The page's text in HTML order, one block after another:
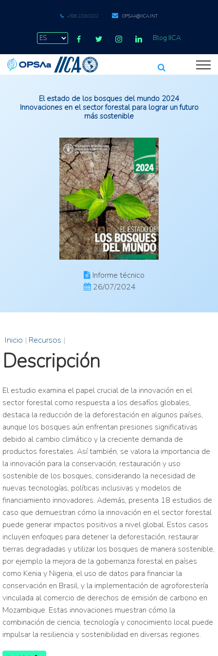
+506 2216 0222 OPSAA@IICA.INT
Blog IICA
El estado de los bosques del mundo 2024
Innovaciones en el sector forestal para lograr un futuro
más sostenible
Informe técnico
26/07/2024
Inicio | Recursos |
Descripción
El estudio examina el papel crucial de la innovación en el
sector forestal como respuesta a los desafíos globales,
destaca la reducción de la deforestación en algunos países,
aunque los bosques aún enfrentan presiones significativas
debido al cambio climático y la creciente demanda de
productos forestales. Así también, se valora la importancia de
la innovación para la conservación, restauración y uso
sostenible de los bosques, considerando la necesidad de
nuevas tecnologías, políticas inclusivas y modelos de
financiamiento innovadores. Además, presenta 18 estudios de
caso que demuestran cómo la innovación en el sector forestal
puede generar impactos positivos a nivel global. Estos casos
incluyen enfoques para detener la deforestación, restaurar
tierras degradadas y utilizar los bosques de manera sostenible,
por ejemplo la mejora de la gobernanza forestal en países
como Kenia y Nigeria, el uso de datos para financiar la
conservación en Brasil, y la implementación de agroforestería
vinculada al comercio de derechos de emisión de carbono en
Mozambique. Estas innovaciones muestran cómo la
combinación de ciencia, tecnología y conocimiento local puede
impulsar la resiliencia y sostenibilidad en diversas regiones.